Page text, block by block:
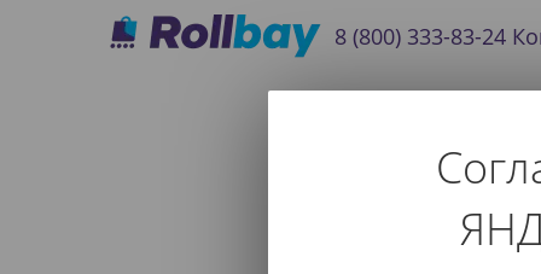
8 (800) 333-83-24
Используйте